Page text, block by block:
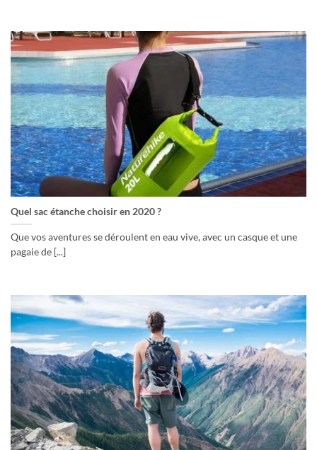
Quel sac étanche choisir en 2020 ?
Que vos aventures se déroulent en eau vive, avec un casque et une
pagaie de [...]